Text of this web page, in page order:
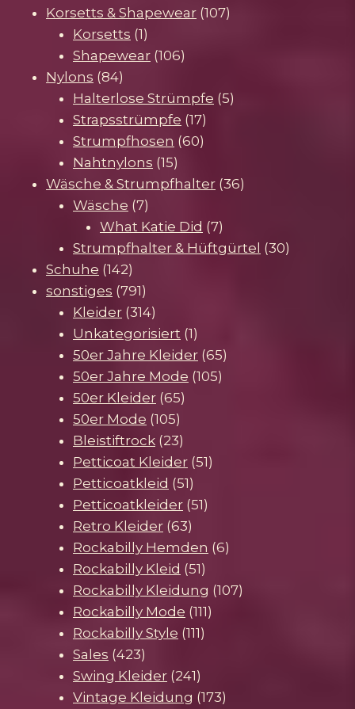
Produkte
Korsetts & Shapewear 107107
Korsetts 11
Produkt
Shapewear 106106
Nylons 8484
Produkte
Halterlose Strümpfe 55
Strapsstrümpfe 1717
Produkte
Strumpfhosen 6060
Nahtnylons 1515
Produkte
Wäsche & Strumpfhalter 3636
Wäsche 77
Produkte
What Katie Did 77
Produkte
Strumpfhalter & Hüftgürtel 3030
Schuhe 142142
Produkte
sonstiges 791791
Produkte
Kleider 314314
Produkte
Unkategorisiert 11
Produkt
50er Jahre Kleider 6565
50er Jahre Mode 105105
50er Kleider 6565
50er Mode 105105
Produkte
Bleistiftrock 2323
Produkte
Petticoat Kleider 5151
Petticoatkleid 5151
Produkte
Petticoatkleider 5151
Retro Kleider 6363
Produkte
Rockabilly Hemden 66
Rockabilly Kleid 5151
Produkte
Rockabilly Kleidung 107107
Rockabilly Mode 111111
Rockabilly Style 111111
Sales 423423
Produkte
Swing Kleider 241241
Produkte
Vintage Kleidung 173173